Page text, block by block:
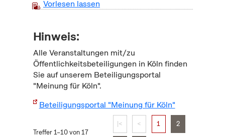
Vorlesen lassen
Hinweis:
Alle Veranstaltungen mit/zu
Öffentlichkeitsbeteiligungen in Köln finden
Sie auf unserem Beteiligungsportal
"Meinung für Köln".
Beteiligungsportal "Meinung für Köln"
Treffer 1–10 von 17
|< < 1 2